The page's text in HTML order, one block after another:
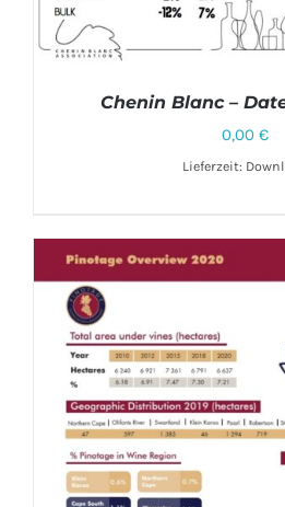
DETAILS
Chenin Blanc –
0,00 €
Lieferzeit: